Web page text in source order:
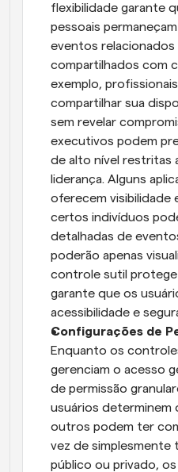
flexibilidade garante
pessoais
eventos relacionados
compartilhados com
exemplo,
compartilhar sua
sem revelar
executivos podem
de alto nível restritas
liderança. Alguns
oferecem visibilidade
certos indivíduos
detalhadas de
poderão apenas
controle sutil protege
garante que os
acessibilidade e
Enquanto os
gerenciam o acesso
de permissão
usuários determinem
outros podem ter
vez de simplesmente
público ou privado,